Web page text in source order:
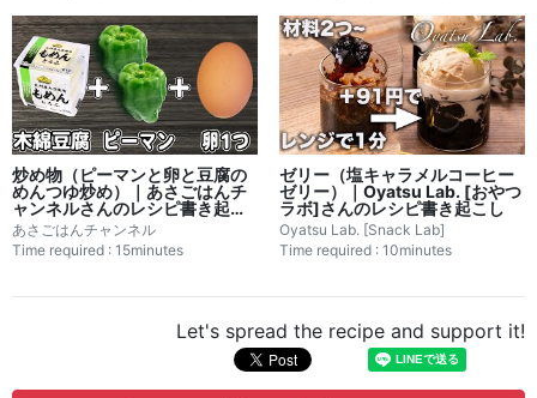
炒め物（ピーマンと卵と豆腐の
めんつゆ炒め）｜あさごはんチ
ャンネルさんのレシピ書き起こ
し
あさごはんチャンネル
Time required : 15minutes
ゼリー（塩キャラメルコーヒー
ゼリー）｜Oyatsu Lab. [おやつ
ラボ]さんのレシピ書き起こし
Oyatsu Lab. [Snack Lab]
Time required : 10minutes
Let's spread the recipe and support it!